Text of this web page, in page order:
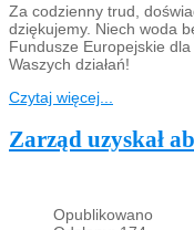
Za codzienny trud,
dziękujemy. Niech woda
Fundusze Europejskie dla
Waszych działań!
Czytaj więcej...
Zarząd uzyskał
Opublikowano